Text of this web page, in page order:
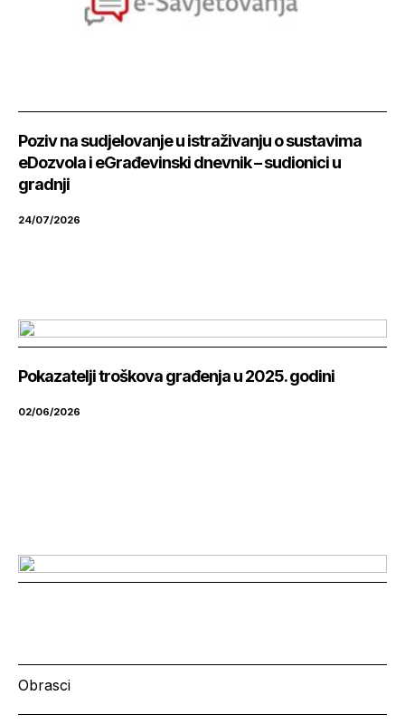
Poziv na sudjelovanje u istraživanju o sustavima
eDozvola i eGrađevinski dnevnik – sudionici u
gradnji
24/07/2026
Pokazatelji troškova građenja u 2025. godini
02/06/2026
Obrasci